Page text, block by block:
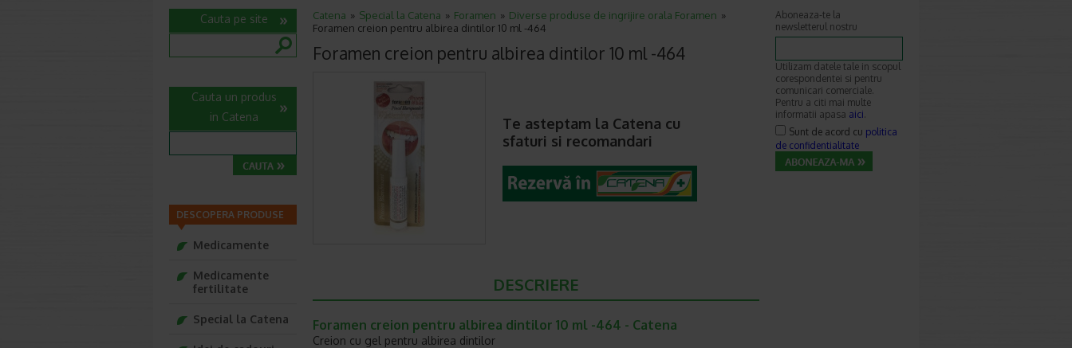
Catena Special la Catena Foramen
Diverse produse de ingrijire orala Foramen
Foramen creion pentru albirea dintilor 10 ml -464
Foramen creion pentru albirea dintilor 10 ml -464
Te asteptam la Catena cu
sfaturi si recomandari
DESCRIERE
Foramen creion pentru albirea dintilor 10 ml -464 - Catena
Creion cu gel pentru albirea dintilor
Cauta pe site
Cauta un produs
in Catena
DESCOPERA PRODUSE
Medicamente
Medicamente
fertilitate
Special la Catena
Aboneaza-te la
newsletterul nostru
Utilizam datele tale in scopul
corespondentei si pentru
comunicari comerciale.
Pentru a citi mai multe
informatii apasa aici.
Sunt de acord cu politica
de confidentialitate